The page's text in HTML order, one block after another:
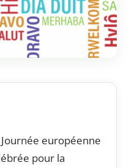
européenne
pour la